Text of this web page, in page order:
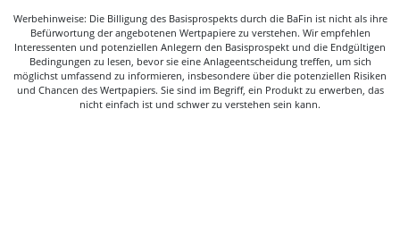
Werbehinweise: Die Billigung des Basisprospekts durch die BaFin ist nicht als ihre
Befürwortung der angebotenen Wertpapiere zu verstehen. Wir empfehlen
Interessenten und potenziellen Anlegern den Basisprospekt und die Endgültigen
Bedingungen zu lesen, bevor sie eine Anlageentscheidung treffen, um sich
möglichst umfassend zu informieren, insbesondere über die potenziellen Risiken
und Chancen des Wertpapiers. Sie sind im Begriff, ein Produkt zu erwerben, das
nicht einfach ist und schwer zu verstehen sein kann.